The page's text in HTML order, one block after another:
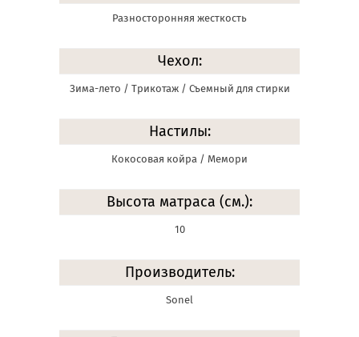
Разносторонняя жесткость
Чехол:
Зима-лето / Трикотаж / Съемный для стирки
Настилы:
Кокосовая койра / Мемори
Высота матраса (см.):
10
Производитель:
Sonel